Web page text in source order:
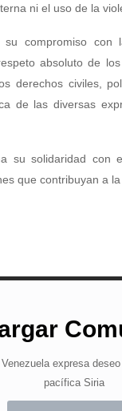
ni el uso de la
su compromiso
absoluto de
derechos civiles,
de las diversas
su solidaridad
que contribuyan a
expresa
pacífica Siria